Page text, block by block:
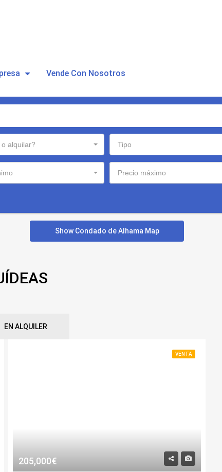
Vende Con Nosotros
alquilar? Tipo
Precio máximo
Show Condado de Alhama Map
EN ALQUILER
VENTA
205,000€